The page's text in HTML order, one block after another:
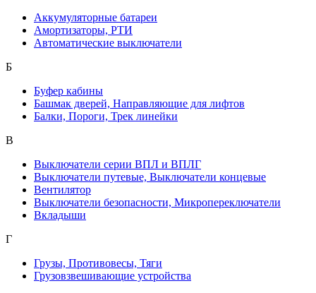
Аккумуляторные батареи
Амортизаторы, РТИ
Автоматические выключатели
Б
Буфер кабины
Башмак дверей, Направляющие для лифтов
Балки, Пороги, Трек линейки
В
Выключатели серии ВПЛ и ВПЛГ
Выключатели путевые, Выключатели концевые
Вентилятор
Выключатели безопасности, Микропереключатели
Вкладыши
Г
Грузы, Противовесы, Тяги
Грузовзвешивающие устройства